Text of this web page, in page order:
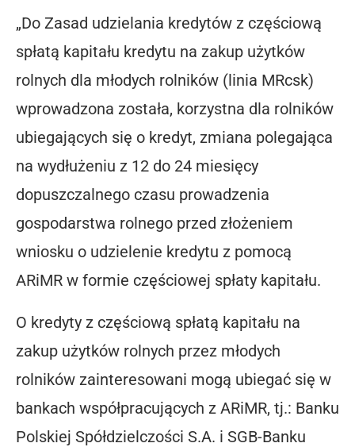
„Do Zasad udzielania kredytów z częściową
spłatą kapitału kredytu na zakup użytków
rolnych dla młodych rolników (linia MRcsk)
wprowadzona została, korzystna dla rolników
ubiegających się o kredyt, zmiana polegająca
na wydłużeniu z 12 do 24 miesięcy
dopuszczalnego czasu prowadzenia
gospodarstwa rolnego przed złożeniem
wniosku o udzielenie kredytu z pomocą
ARiMR w formie częściowej spłaty kapitału.
O kredyty z częściową spłatą kapitału na
zakup użytków rolnych przez młodych
rolników zainteresowani mogą ubiegać się w
bankach współpracujących z ARiMR, tj.: Banku
Polskiej Spółdzielczości S.A. i SGB-Banku